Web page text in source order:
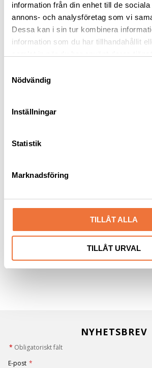
information från din enhet till de
annons- och analysföretag som vi
Dessa kan i sin tur kombinera
information som du har tillhandahållit
Nödvändig
Inställningar
Statistik
Marknadsföring
TILLÅT ALLA
TILLÅT URVAL
Senaste besökta
Fingertuta röd XS - 10-
14 mm 14 mm
13
NYHETSBREV
* Obligatoriskt fält
E-post *